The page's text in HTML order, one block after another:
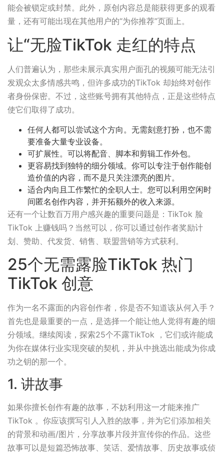
能会被锁定或封禁。此外，原创内容总是能获得更多的观看
量，还有可能出现在其他用户的“为你推荐”页面上。
让“无脸TikTok 走红的特点
人们普遍认为，那些未展示真实用户面孔的视频可能无法引
发观众太多情感共鸣，但许多成功的TikTok 却始终对创作
者身份保密。不过，这些账号拥有其他特点，正是这些特点
使它们取得了成功。
任何人都可以尝试这个方向。无需刻意打扮，也不需
要准备大量专业设备。
可扩展性。可以将配音、脚本和剪辑工作外包。
更容易找到独特的细分领域。你可以专注于创作能创
造价值的内容，而不是只关注漂亮的图片。
适合内向且工作繁忙的全职人士。您可以利用空闲时
间匿名创作内容，并开拓额外的收入来源。
还有一个让数百万用户感兴趣的重要问题是：TikTok 脸
TikTok 上赚钱吗？当然可以，你可以通过创作者奖励计
划、赞助、代发货、销售、联盟营销等方式获利。
25个无需露脸TikTok 热门
TikTok 创意
作为一名不露面的内容创作者，你是否不知道该从何入手？
首先也是最重要的一点，是选择一个能让他人觉得有趣的细
分领域。继续阅读，探索25个不露TikTok ，它们或许能成
为你在媒体行业实现突破的契机，并从中挑选出能成为你成
功之钥的那一个。
1. 讲故事
如果你擅长创作有趣的故事，不妨利用这一才能来推广
TikTok 。你应该撰写引人入胜的故事，并为它们添加相关
的背景和动画/图片，分享故事片段并宣传你的作品。这些
故事可以是短篇恐怖故事、笑话、爱情故事、历史故事或侦